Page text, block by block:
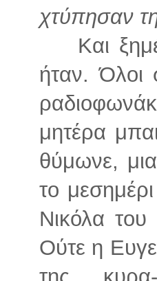
χτύπησαν
Και
ήταν. Όλοι
μητέρα
θύμωνε,
το
Νικόλα του
Ούτε η
της